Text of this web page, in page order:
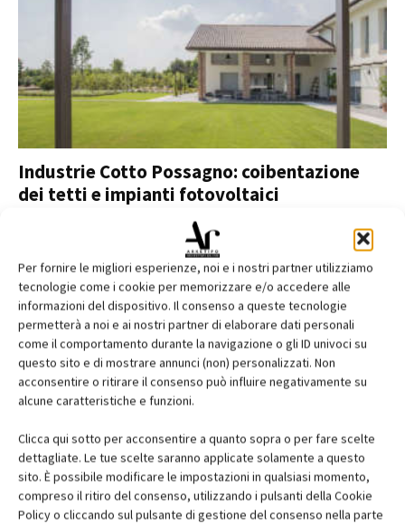
Per fornire le migliori esperienze, noi e i nostri partner utilizziamo
tecnologie come i cookie per memorizzare e/o accedere alle
informazioni del dispositivo. Il consenso a queste tecnologie
permetterà a noi e ai nostri partner di elaborare dati personali
come il comportamento durante la navigazione o gli ID univoci su
questo sito e di mostrare annunci (non) personalizzati. Non
acconsentire o ritirare il consenso può influire negativamente su
alcune caratteristiche e funzioni.
Clicca qui sotto per acconsentire a quanto sopra o per fare scelte
dettagliate. Le tue scelte saranno applicate solamente a questo
sito. È possibile modificare le impostazioni in qualsiasi momento,
compreso il ritiro del consenso, utilizzando i pulsanti della Cookie
Policy o cliccando sul pulsante di gestione del consenso nella parte
Industrie Cotto Possagno: coibentazione
dei tetti e impianti fotovoltaici
Industrie Cotto Possagno, filosofia Green